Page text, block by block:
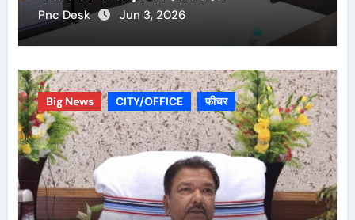
Pnc Desk Jun 3, 2026
Big News CITY/OFFICE फीचर